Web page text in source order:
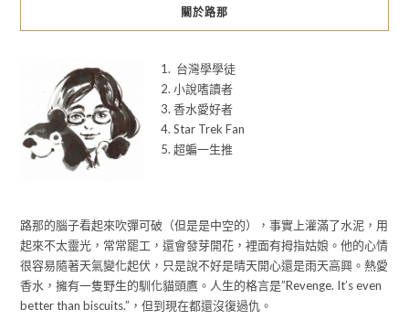
關於路那
1. 台灣學學徒
2. 小說嗜讀者
3. 香水愛好者
4. Star Trek Fan
5. 超蝙一生推
路那的腦子看起來吹彈可破（但是是中空的），事實上灌滿了水泥，用
起來不太靈光，常常罷工，還會發芽開花，裡面有拇指姑娘。他的心情
很容易隨著天氣變化起伏，只是說不好是晴天開心還是雨天高興。熱愛
香水，擁有一隻野生的馴化貓頭鷹。人生的格言是”Revenge. It’s even
better than biscuits.”，但到現在都還沒復過仇。